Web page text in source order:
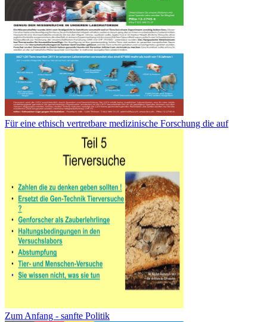
Für eine ethisch vertretbare medizinische Forschung die auf
Zum Anfang - sanfte Politik